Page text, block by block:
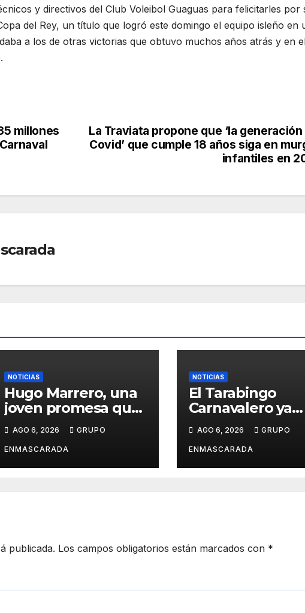
y directivos del Club Voleibol Guaguas para felicitarles por
del Rey, un título que logró este domingo el equipo isleño en
a los de otras victorias que obtuvo muchos años atrás y en
La Traviata propone que ‘la
Covid’ que cumple 18 años siga en
infantiles en
millones
NOTICIAS
Hugo Marrero, una
joven promesa que
crece entre la
música y la pasión
por el Carnaval
AGO 6, 2026 GRUPO
ENMASCARADA
NOTICIAS
El Tarabingo
Carnavalero ya
calienta
con una nueva
edición cargada
sorpresas
AGO 6, 2026 GRUPO
ENMASCARADA
publicada. Los campos obligatorios están marcados con *